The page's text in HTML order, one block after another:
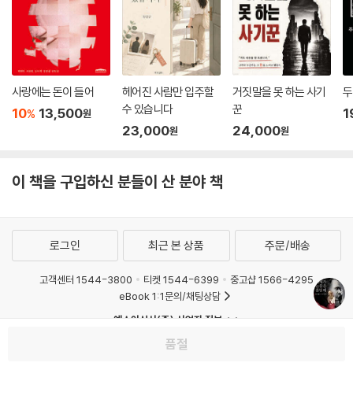
사랑에는 돈이 들어
10% 13,500원
헤어진 사람만 입주할
수 있습니다
23,000원
거짓말을 못 하는 사기
꾼
24,000원
이 책을 구입하신 분들이 산 분야 책
품절
로그인 최근 본 상품 주문/배송
고객센터 1544-3800 티켓 1544-6399
중고샵 1566-4295
eBook 1:1문의/채팅상담
예스이십사(주) 사업자 정보
개인정보처리방침